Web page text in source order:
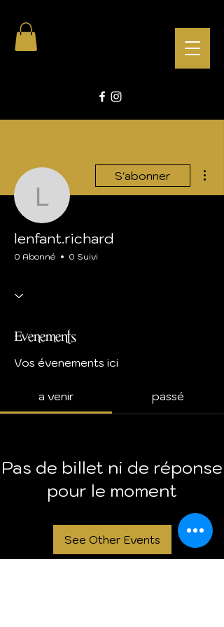
lenfant.richard
S'abonner
lenfant.richard
0 Abonné 0 Suivi
Evenements
Vos évenements ici
a venir passé
Pas de billet ni de réponse
pour le moment
See Other Events